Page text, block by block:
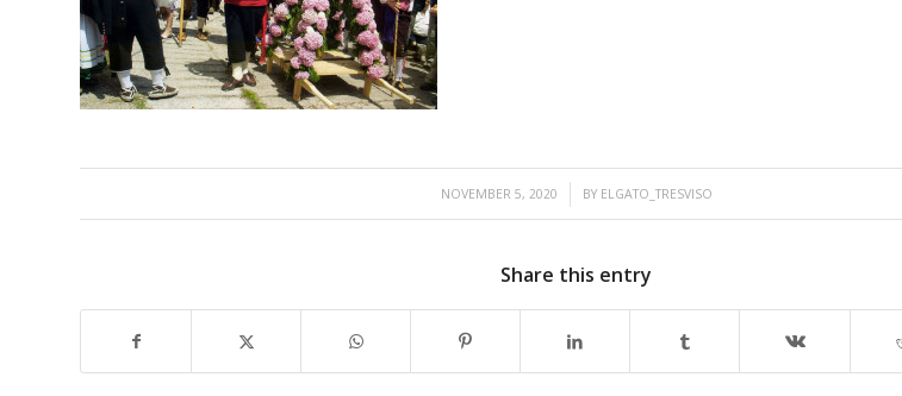
NOVEMBER 5, 2020
/ BY ELGATO_TRESVISO
Share this entry